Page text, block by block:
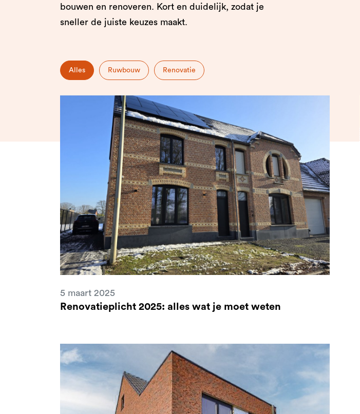
bouwen en renoveren. Kort en duidelijk, zodat je
sneller de juiste keuzes maakt.
Alles Ruwbouw Renovatie
5 maart 2025
Renovatieplicht 2025: alles wat je moet weten